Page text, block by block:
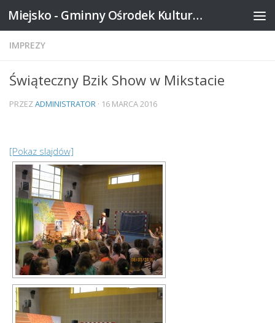
Skip to content Miejsko - Gminny Ośrodek Kultury w Mikstacie
IMPREZY
Świąteczny Bzik Show w Mikstacie
PRZEZADMINISTRATOR · 16 MARCA 2016
[Pokaz slajdów]